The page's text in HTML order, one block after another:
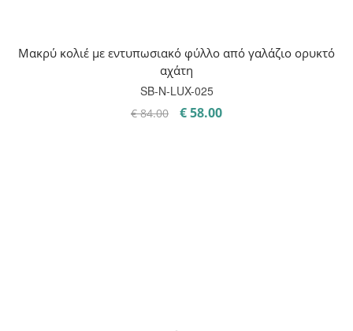
Μακρύ κολιέ με εντυπωσιακό φύλλο από γαλάζιο ορυκτό
αχάτη
SB-Ν-LUX-025
€84.00
Original
€58.00Η